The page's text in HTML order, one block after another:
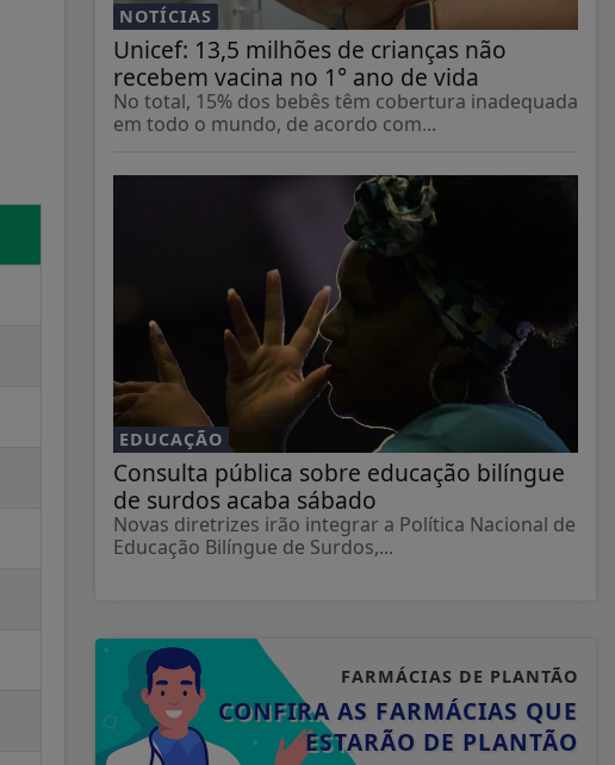
NOTÍCIAS
Unicef: 13,5 milhões de crianças não
recebem vacina no 1° ano de vida
No total, 15% dos bebês têm cobertura inadequada
em todo o mundo, de acordo com...
EDUCAÇÃO
Consulta pública sobre educação bilíngue
de surdos acaba sábado
Novas diretrizes irão integrar a Política Nacional de
Educação Bilíngue de Surdos,...
FARMÁCIAS DE PLANTÃO
CONFIRA AS FARMÁCIAS QUE
ESTARÃO DE PLANTÃO